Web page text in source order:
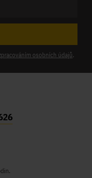
osobních údajů.